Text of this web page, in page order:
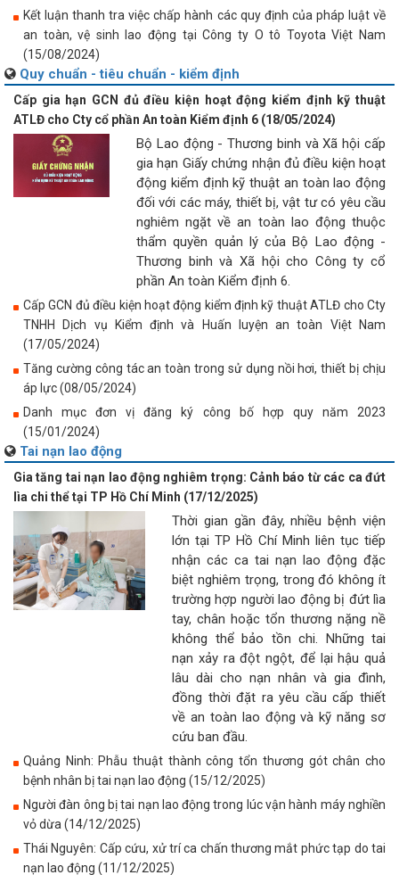
Kết luận thanh tra việc chấp hành các quy định của pháp luật về
an toàn, vệ sinh lao động tại Công ty O tô Toyota Việt Nam
(15/08/2024)
Quy chuẩn - tiêu chuẩn - kiểm định
Cấp gia hạn GCN đủ điều kiện hoạt động kiểm định kỹ thuật
ATLĐ cho Cty cổ phần An toàn Kiểm định 6 (18/05/2024)
Bộ Lao động - Thương binh và Xã hội cấp
gia hạn Giấy chứng nhận đủ điều kiện hoạt
động kiểm định kỹ thuật an toàn lao động
đối với các máy, thiết bị, vật tư có yêu cầu
nghiêm ngặt về an toàn lao động thuộc
thẩm quyền quản lý của Bộ Lao động -
Thương binh và Xã hội cho Công ty cổ
phần An toàn Kiểm định 6.
Cấp GCN đủ điều kiện hoạt động kiểm định kỹ thuật ATLĐ cho Cty
TNHH Dịch vụ Kiểm định và Huấn luyện an toàn Việt Nam
(17/05/2024)
Tăng cường công tác an toàn trong sử dụng nồi hơi, thiết bị chịu
áp lực (08/05/2024)
Danh mục đơn vị đăng ký công bố hợp quy năm 2023
(15/01/2024)
Tai nạn lao động
Gia tăng tai nạn lao động nghiêm trọng: Cảnh báo từ các ca đứt
lìa chi thể tại TP Hồ Chí Minh (17/12/2025)
Thời gian gần đây, nhiều bệnh viện
lớn tại TP Hồ Chí Minh liên tục tiếp
nhận các ca tai nạn lao động đặc
biệt nghiêm trọng, trong đó không ít
trường hợp người lao động bị đứt lìa
tay, chân hoặc tổn thương nặng nề
không thể bảo tồn chi. Những tai
nạn xảy ra đột ngột, để lại hậu quả
lâu dài cho nạn nhân và gia đình,
đồng thời đặt ra yêu cầu cấp thiết
về an toàn lao động và kỹ năng sơ
cứu ban đầu.
Quảng Ninh: Phẫu thuật thành công tổn thương gót chân cho
bệnh nhân bị tai nạn lao động (15/12/2025)
Người đàn ông bị tai nạn lao động trong lúc vận hành máy nghiền
vỏ dừa (14/12/2025)
Thái Nguyên: Cấp cứu, xử trí ca chấn thương mắt phức tạp do tai
nạn lao động (11/12/2025)